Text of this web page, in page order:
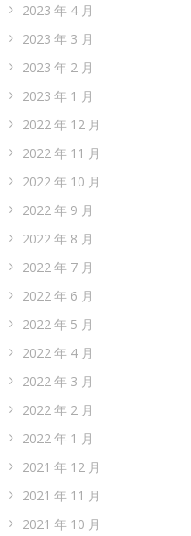
2023 年 4 月
2023 年 3 月
2023 年 2 月
2023 年 1 月
2022 年 12 月
2022 年 11 月
2022 年 10 月
2022 年 9 月
2022 年 8 月
2022 年 7 月
2022 年 6 月
2022 年 5 月
2022 年 4 月
2022 年 3 月
2022 年 2 月
2022 年 1 月
2021 年 12 月
2021 年 11 月
2021 年 10 月